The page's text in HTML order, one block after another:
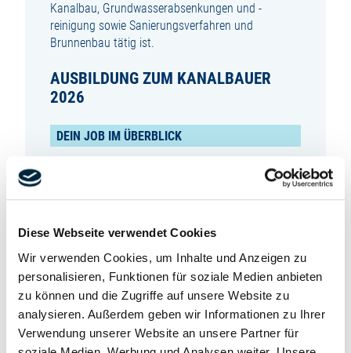
Diese Webseite verwendet Cookies
Wir verwenden Cookies, um Inhalte und Anzeigen zu
personalisieren, Funktionen für soziale Medien anbieten
zu können und die Zugriffe auf unsere Website zu
analysieren. Außerdem geben wir Informationen zu Ihrer
Verwendung unserer Website an unsere Partner für
Kanalbau, Grundwasserabsenkungen und -
reinigung sowie Sanierungsverfahren und
Brunnenbau tätig ist.
AUSBILDUNG ZUM KANALBAUER
2026
DEIN JOB IM ÜBERBLICK
Kanalbauer (m/w/d) sorgen dafür, dass Abwasser
Infrastruktur.
Während deiner 3-jährigen Ausbildung lernst du
unter anderem:
Aushubarbeiten für Baugruben und Schächte
fachgerecht durchzuführen